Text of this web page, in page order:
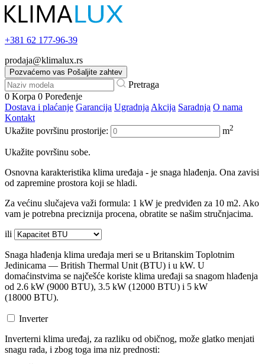
+381 62 177-96-39
prodaja@klimalux.rs
Pozvaćemo vas Pošaljite zahtev
Pretraga
0 Korpa 0 Poređenje
Dostava i plaćanje Garancija Ugradnja Akcija Saradnja O nama
Kontakt
Ukažite površinu prostorije:
m2
Ukažite površinu sobe.
Osnovna karakteristika klima uređaja - je snaga hlađenja. Ona zavisi
od zapremine prostora koji se hladi.
Za većinu slučajeva važi formula: 1 kW je predviđen za 10 m2. Ako
vam je potrebna preciznija procena, obratite se našim stručnjacima.
ili
Snaga hlađenja klima uređaja meri se u Britanskim Toplotnim
Jedinicama — British Thermal Unit (BTU) i u kW. U
domaćinstvima se najčešće koriste klima uređaji sa snagom hlađenja
od 2.6 kW (9000 BTU), 3.5 kW (12000 BTU) i 5 kW
(18000 BTU).
Inverter
Inverterni klima uređaj, za razliku od običnog, može glatko menjati
snagu rada, i zbog toga ima niz prednosti: